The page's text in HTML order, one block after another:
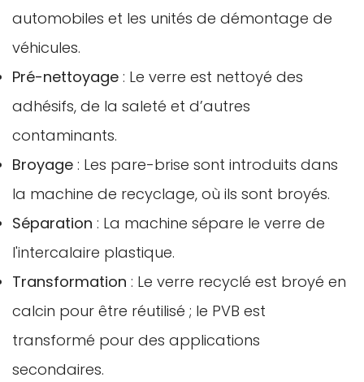
automobiles et les unités de démontage de
véhicules.
Pré-nettoyage : Le verre est nettoyé des
adhésifs, de la saleté et d’autres
contaminants.
Broyage : Les pare-brise sont introduits dans
la machine de recyclage, où ils sont broyés.
Séparation : La machine sépare le verre de
l'intercalaire plastique.
Transformation : Le verre recyclé est broyé en
calcin pour être réutilisé ; le PVB est
transformé pour des applications
secondaires.